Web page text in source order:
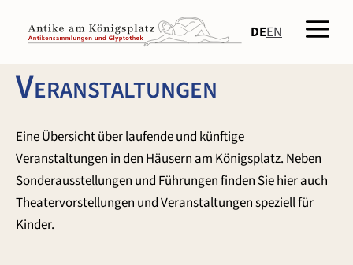
Inhalt
springen
DEEN
Veranstaltungen
Eine Übersicht über laufende und künftige
Veranstaltungen in den Häusern am Königsplatz. Neben
Sonderausstellungen und Führungen finden Sie hier auch
Theatervorstellungen und Veranstaltungen speziell für
Kinder.